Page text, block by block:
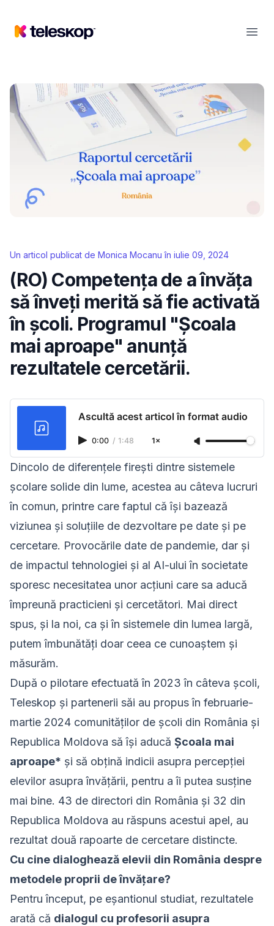
Teleskop
Un articol publicat de Monica Mocanu în iulie 09, 2024
(RO) Competența de a învăța
să înveți merită să fie activată
în școli. Programul "Școala
mai aproape" anunță
rezultatele cercetării.
Ascultă acest articol în format audio
0:00 / 1:48 1×
Dincolo de diferențele firești dintre sistemele
școlare solide din lume, acestea au câteva lucruri
în comun, printre care faptul că își bazează
viziunea și soluțiile de dezvoltare pe date și pe
cercetare. Provocările date de pandemie, dar și
de impactul tehnologiei și al AI-ului în societate
sporesc necesitatea unor acțiuni care sa aducă
împreună practicieni și cercetători. Mai direct
spus, și la noi, ca și în sistemele din lumea largă,
putem îmbunătăți doar ceea ce cunoaștem și
măsurăm.
După o pilotare efectuată în 2023 în câteva școli,
Teleskop și partenerii săi au propus în februarie-
martie 2024 comunităților de școli din România și
Republica Moldova să își aducă Școala mai
aproape* și să obțină indicii asupra percepției
elevilor asupra învățării, pentru a îi putea susține
mai bine. 43 de directori din România și 32 din
Republica Moldova au răspuns acestui apel, au
rezultat două rapoarte de cercetare distincte.
Cu cine dialoghează elevii din România despre
metodele proprii de învățare?
Pentru început, pe eșantionul studiat, rezultatele
arată că dialogul cu profesorii asupra